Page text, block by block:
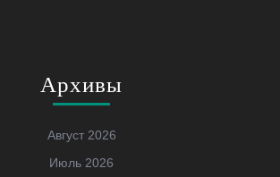
Архивы
Август 2026
Июль 2026